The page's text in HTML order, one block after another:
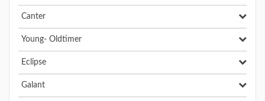
Canter
Young- Oldtimer
Eclipse
Galant